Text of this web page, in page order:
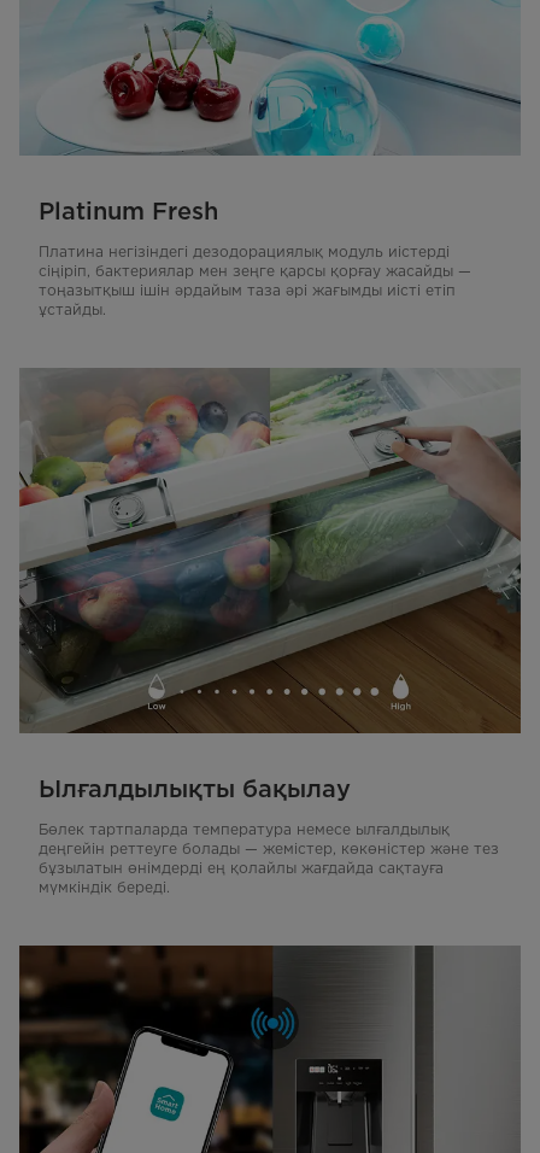
Platinum Fresh
Платина негізіндегі дезодорациялық модуль иістерді
сіңіріп, бактериялар мен зеңге қарсы қорғау жасайды —
тоңазытқыш ішін әрдайым таза әрі жағымды иісті етіп
ұстайды.
Ылғалдылықты бақылау
Бөлек тартпаларда температура немесе ылғалдылық
деңгейін реттеуге болады — жемістер, көкөністер және тез
бұзылатын өнімдерді ең қолайлы жағдайда сақтауға
мүмкіндік береді.